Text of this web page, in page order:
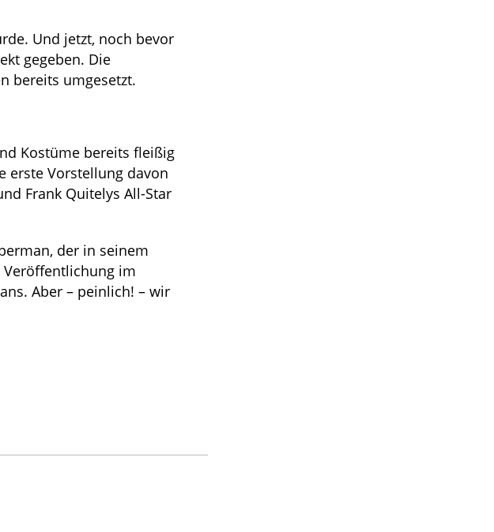
Und jetzt, noch bevor
gegeben. Die
bereits umgesetzt.
Kostüme bereits fleißig
erste Vorstellung davon
Frank Quitelys All-Star
der in seinem
im
Aber – peinlich! – wir